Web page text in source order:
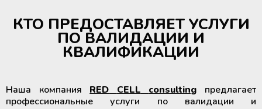
КТО ПРЕДОСТАВЛЯЕТ УСЛУГИ
ПО ВАЛИДАЦИИ И
КВАЛИФИКАЦИИ
Наша компания RED CELL consulting
предлагает
профессиональные услуги по валидации и